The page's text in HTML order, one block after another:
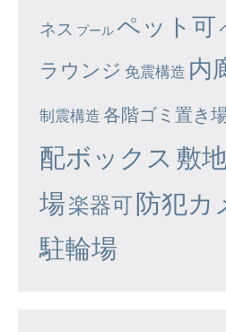
ネス プール ペット可
ラウンジ 免震構造 内
制震構造 各階ゴミ置き
配ボックス 敷
場楽器可防犯カ
駐輪場